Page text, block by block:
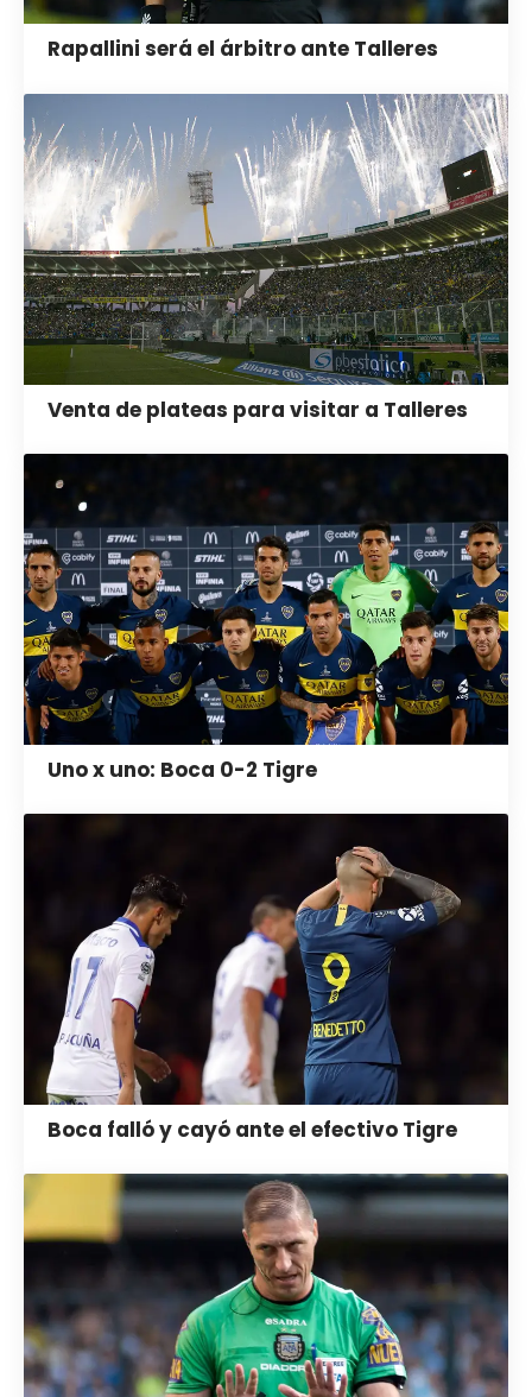
Rapallini será el árbitro ante Talleres
Venta de plateas para visitar a Talleres
Uno x uno: Boca 0-2 Tigre
Boca falló y cayó ante el efectivo Tigre